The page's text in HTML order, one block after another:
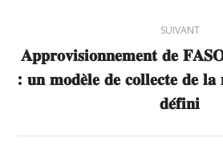
SUIVANT
Article
suivant
𝐀𝐩𝐩𝐫𝐨𝐯𝐢𝐬𝐢𝐨𝐧𝐧𝐞𝐦𝐞𝐧𝐭 𝐝𝐞
: 𝐮𝐧 𝐦𝐨𝐝𝐞̀𝐥𝐞 𝐝𝐞 𝐜𝐨𝐥𝐥𝐞𝐜𝐭𝐞 𝐝𝐞
𝐝𝐞́𝐟𝐢𝐧𝐢